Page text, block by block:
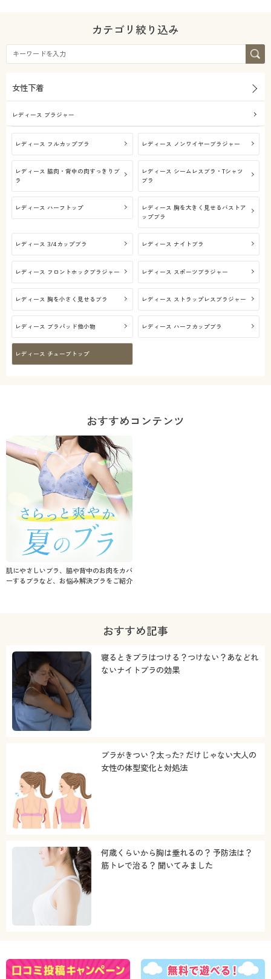
会員メニュー
閲覧履歴
お気に入り
サポート
ご利用ガイド
よくある質問とお問い合わせ
柄・デザイン
吸汗速乾
着用感
年代
シーズン
夏
秋
価格 円 絞込
解除する
閉じる
カテゴリ絞り込み
女性下着
レディース ブラジャー
レディース フルカップブラ レディース ノンワイヤーブラジャー
レディース 脇肉・背中の肉すっきりブ
ラ
レディース シームレスブラ・Tシャツ
ブラ
レディース ハーフトップ
レディース 胸を大きく見せるバストア
ップブラ
レディース 3/4カップブラ レディース ナイトブラ
レディース フロントホックブラジャー レディース スポーツブラジャー
レディース 胸を小さく見せるブラ レディース ストラップレスブラジャー
レディース ブラパッド他小物 レディース ハーフカップブラ
レディース チューブトップ
おすすめコンテンツ
肌にやさしいブラ、脇や背中のお肉をカバ
ーするブラなど、お悩み解決ブラをご紹介
おすすめ記事
寝るときブラはつける？つけない？あなどれ
ないナイトブラの効果
ブラがきつい？太った? だけじゃない大人の
女性の体型変化と対処法
何歳くらいから胸は垂れるの？ 予防法は？
筋トレで治る？ 聞いてみました